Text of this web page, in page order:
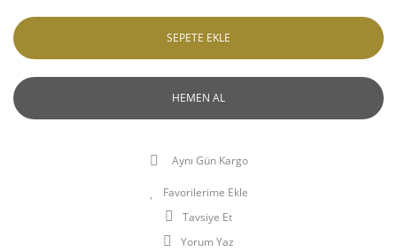
SEPETE EKLE
HEMEN AL
Aynı Gün Kargo
Tavsiye Et
Yorum Yaz